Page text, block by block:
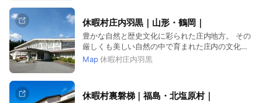
休暇村庄内羽黒｜山形・鶴岡｜
豊かな自然と歴史文化に彩られた庄内地方。 その
厳しくも美しい自然の中で育まれた庄内の文化に
ふれあい四季折々の食材を堪能する… 歴史浪漫漂
Map 休暇村庄内羽黒
休暇村裏磐梯｜福島・北塩原村｜